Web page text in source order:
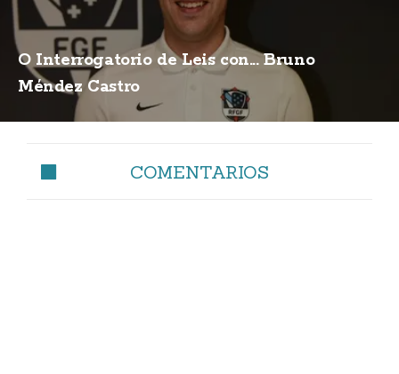
O Interrogatorio de Leis con... Bruno
Méndez Castro
COMENTARIOS